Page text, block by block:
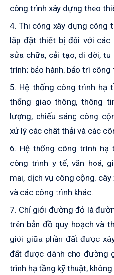
công trình xây dựng theo
4. Thi công xây dựng công
lắp đặt thiết bị đối với các
sửa chữa, cải tạo, di dời, tu
trình; bảo hành, bảo trì công
5. Hệ thống công trình hạ
thống giao thông, thông
lượng, chiếu sáng công
xử lý các chất thải và các
6. Hệ thống công trình hạ
công trình y tế, văn hoá,
mại, dịch vụ công cộng,
và các công trình khác.
7. Chỉ giới đường đỏ là
trên bản đồ quy hoạch và
giới giữa phần đất được
đất được dành cho đường
trình hạ tầng kỹ thuật,